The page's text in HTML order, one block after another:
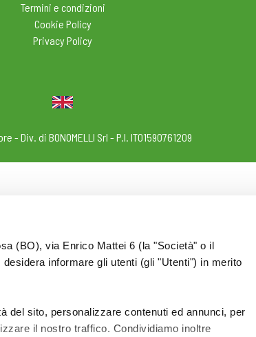
(BO), via Enrico Mattei 6 (la "Società" o il
informare gli utenti (gli "Utenti") in merito
del sito, personalizzare contenuti ed annunci, per
il nostro traffico. Condividiamo inoltre
Termini e condizioni
Cookie Policy
Privacy Policy
- Div. di BONOMELLI Srl - P.I. IT01590761209